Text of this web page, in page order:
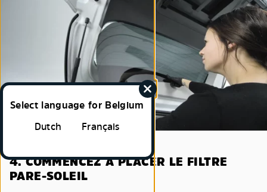
Select language for Belgium
Dutch
Français
4. COMMENCEZ À PLACER LE FILTRE
PARE-SOLEIL